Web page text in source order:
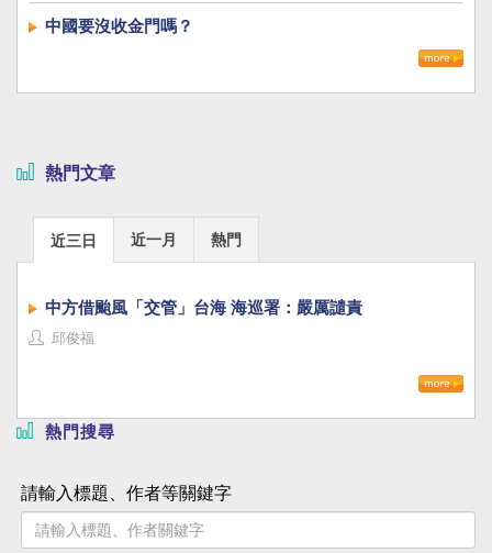
中國要沒收金門嗎？
熱門文章
近三日 近一月 熱門
中方借颱風「交管」台海 海巡署：嚴厲譴責
邱俊福
熱門搜尋
請輸入標題、作者等關鍵字